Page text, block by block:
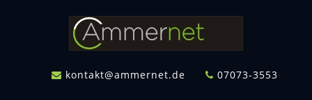
kontakt@ammernet.de 07073-3553
AMMERBUCH